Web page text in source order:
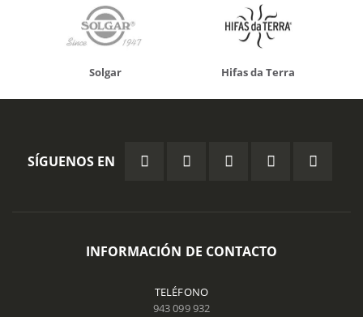
Solgar Hifas da Terra
SÍGUENOS EN
INFORMACIÓN DE CONTACTO
TELÉFONO
943 099 932